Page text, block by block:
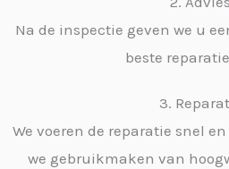
Na de inspectie geven we u
beste
3.
We voeren de reparatie snel
we gebruikmaken van